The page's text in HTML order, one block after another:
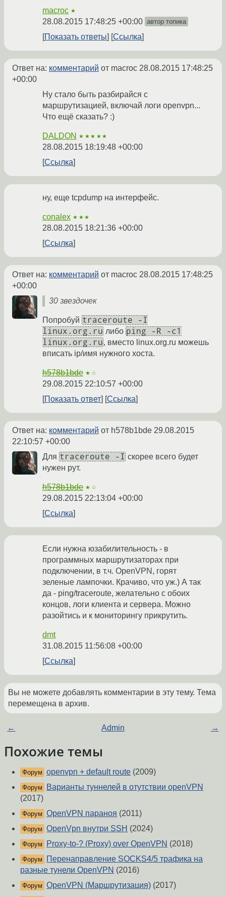
macroc ★
28.08.2015 17:48:25 +00:00 автор топика
Показать ответы Ссылка
Ответ на: комментарий от macroc 28.08.2015 17:48:25
+00:00
Ну стало быть разбирайся с
маршрутизацией, включай логи openvpn...
Что ещё сказать? :)
DALDON ★★★★★
28.08.2015 18:19:48 +00:00
Ссылка
ну, еще tcpdump на интерфейс.
conalex ★★★
28.08.2015 18:21:36 +00:00
Ссылка
Ответ на: комментарий от macroc 28.08.2015 17:48:25
+00:00
30 звездочек
Попробуй traceroute -I
linux.org.ru либо ping -R -c1
linux.org.ru, вместо linux.org.ru можешь
вписать ip/имя нужного хоста.
h578b1bde ★☆
29.08.2015 22:10:57 +00:00
Показать ответ
Ссылка
Ответ на: комментарий от h578b1bde 29.08.2015
22:10:57 +00:00
Для traceroute -I скорее всего будет
нужен рут.
h578b1bde ★☆
29.08.2015 22:13:04 +00:00
Ссылка
Если нужна юзабилительность - в
программных маршрутизаторах при
подключении, в т.ч. OpenVPN, горят
зеленые лампочки. Крачиво, что уж.) А так
да - ping/traceroute, желательно с обоих
концов, логи клиента и сервера. Можно
разойтись и к мониторингу прикрутить.
dmt
31.08.2015 11:56:08 +00:00
Ссылка
Вы не можете добавлять комментарии в эту тему. Тема
перемещена в архив.
← Admin →
Похожие темы
Форум openvpn + default route (2009)
Форум
Варианты туннелей в отутствии openVPN
(2017)
Форум OpenVPN параноя (2011)
Форум OpenVpn внутри SSH (2024)
Форум Proxy-to-? (Proxy) over OpenVPN (2018)
Форум
Перенаправление SOCKS4/5 трафика на
разные тунели OpenVPN (2016)
Форум OpenVPN (Маршрутизация) (2017)